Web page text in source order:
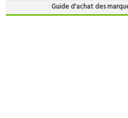
Guide d'achat des